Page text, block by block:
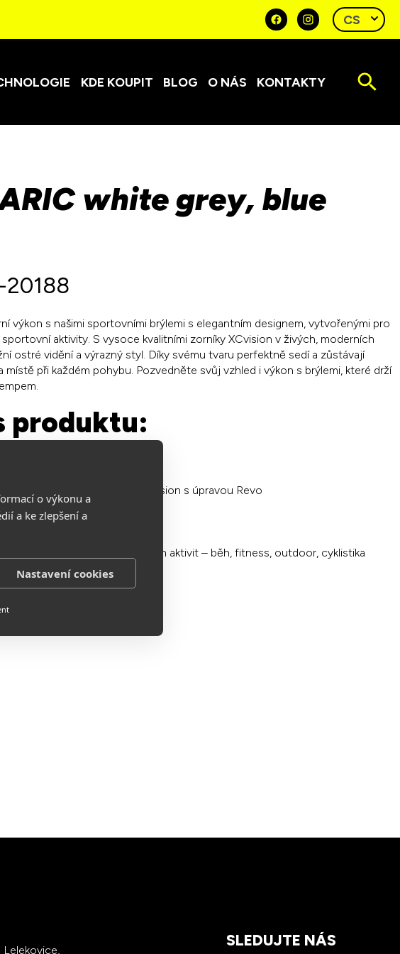
o výkonu a
a ke zlepšení a
Nastavení cookies
KDE KOUPIT BLOG O NÁS KONTAKTY
white grey, blue
20188
výkon s našimi sportovními brýlemi s elegantním designem, vytvořenými pro
aktivity. S vysoce kvalitními zorníky XCvision v živých, moderních
ostré vidění a výrazný styl. Díky svému tvaru perfektně sedí a zůstávají
místě při každém pohybu. Pozvedněte svůj vzhled i výkon s brýlemi, které drží
produktu:
nosní opěrka
polykarbonátové zorníky Xcvision s úpravou Revo
ochrana
sedí na obličeji
pro všechny druhy sportovních aktivit – běh, fitness, outdoor, cyklistika
Lelekovice,
SLEDUJTE NÁS